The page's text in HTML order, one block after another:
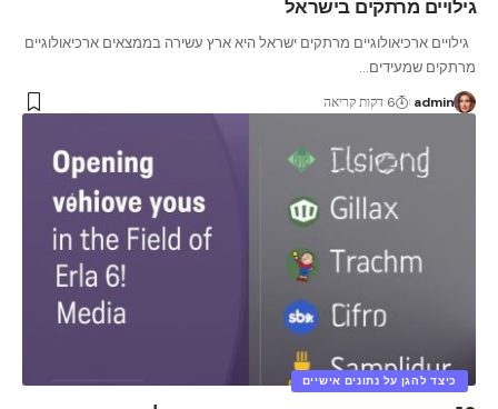
גילויים מרתקים בישראל
גילויים ארכיאולוגיים מרתקים ישראל היא ארץ עשירה בממצאים ארכיאולוגיים
מרתקים שמעידים…
admin 6 דקות קריאה
כיצד להגן על נתונים אישיים